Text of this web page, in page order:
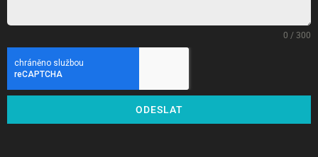
0 / 300
ODESLAT